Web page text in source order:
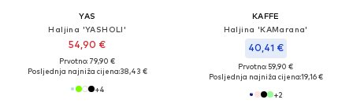
YAS
Haljina 'YASHOLI'
54,90 €
Prvotno: 79,90 €
Posljednja najniža cijena:38,43 €
+4
KAFFE
Haljina 'KAMarana'
40,41 €
Prvotno: 59,90 €
Posljednja najniža cijena:19,16 €
+2